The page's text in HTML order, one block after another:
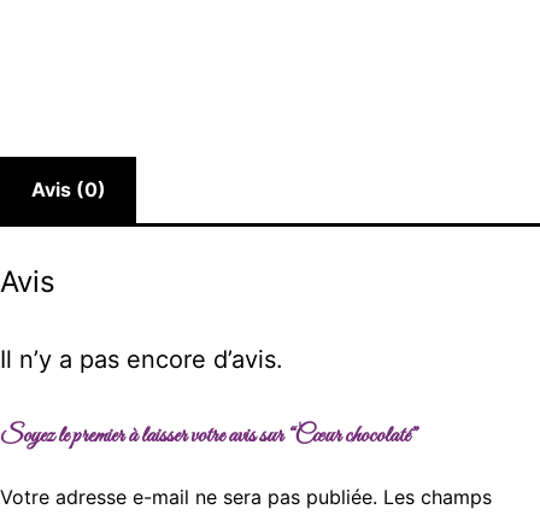
Avis (0)
Avis
Il n’y a pas encore d’avis.
Soyez le premier à laisser votre avis sur “Cœur chocolaté”
Votre adresse e-mail ne sera pas publiée. Les champs